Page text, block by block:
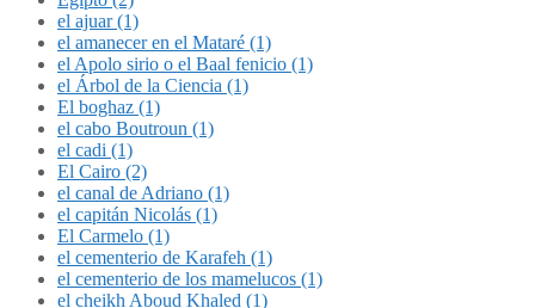
el ajuar (1)
el amanecer en el Mataré (1)
el Apolo sirio o el Baal fenicio (1)
el Árbol de la Ciencia (1)
El boghaz (1)
el cabo Boutroun (1)
el cadi (1)
El Cairo (2)
el canal de Adriano (1)
el capitán Nicolás (1)
El Carmelo (1)
el cementerio de Karafeh (1)
el cementerio de los mamelucos (1)
el cheikh Aboud Khaled (1)